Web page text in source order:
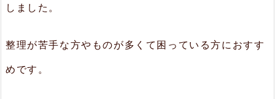
しました。
整理が苦手な方やものが多くて困っている方におすす
めです。